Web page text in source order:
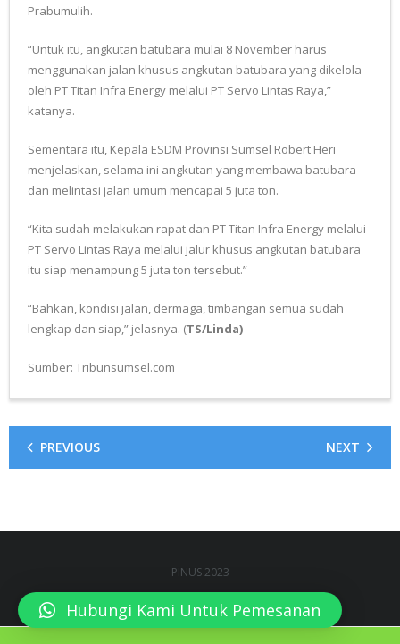
Prabumulih.
“Untuk itu, angkutan batubara mulai 8 November harus
menggunakan jalan khusus angkutan batubara yang dikelola
oleh PT Titan Infra Energy melalui PT Servo Lintas Raya,”
katanya.
Sementara itu, Kepala ESDM Provinsi Sumsel Robert Heri
menjelaskan, selama ini angkutan yang membawa batubara
dan melintasi jalan umum mencapai 5 juta ton.
“Kita sudah melakukan rapat dan PT Titan Infra Energy melalui
PT Servo Lintas Raya melalui jalur khusus angkutan batubara
itu siap menampung 5 juta ton tersebut.”
“Bahkan, kondisi jalan, dermaga, timbangan semua sudah
lengkap dan siap,” jelasnya. (TS/Linda)
Sumber: Tribunsumsel.com
PREVIOUS NEXT
PINUS 2023
Hubungi Kami Untuk Pemesanan